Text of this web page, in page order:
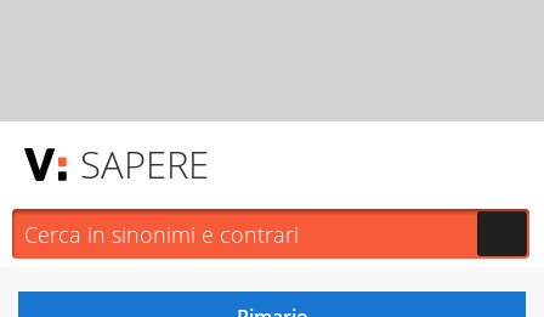
SAPERE